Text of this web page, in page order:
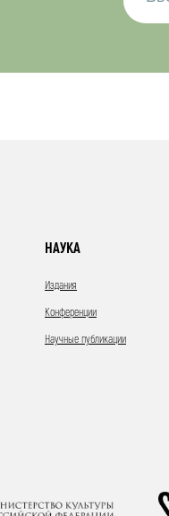
НАУКА
Издания
Конференции
Научные публикации